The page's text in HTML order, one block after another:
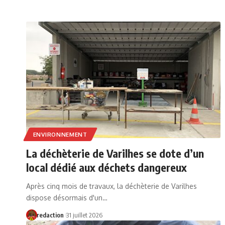
ENVIRONNEMENT
La déchèterie de Varilhes se dote d’un
local dédié aux déchets dangereux
Après cinq mois de travaux, la déchèterie de Varilhes
dispose désormais d'un…
redaction 31 juillet 2026